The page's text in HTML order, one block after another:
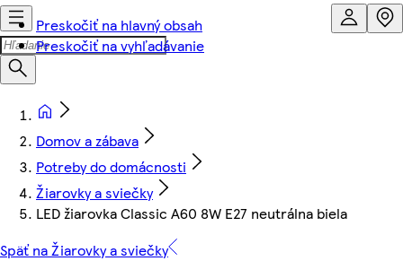
Preskočiť na hlavný obsah
Preskočiť na vyhľadávanie
Domov a zábava
Potreby do domácnosti
Žiarovky a sviečky
LED žiarovka Classic A60 8W E27 neutrálna biela
Späť na Žiarovky a sviečky